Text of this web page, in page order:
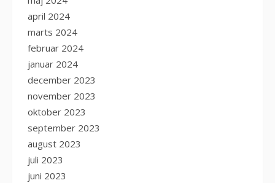
april 2024
marts 2024
februar 2024
januar 2024
december 2023
november 2023
oktober 2023
september 2023
august 2023
juli 2023
juni 2023